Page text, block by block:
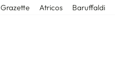
Grazette Atricos Baruffaldi